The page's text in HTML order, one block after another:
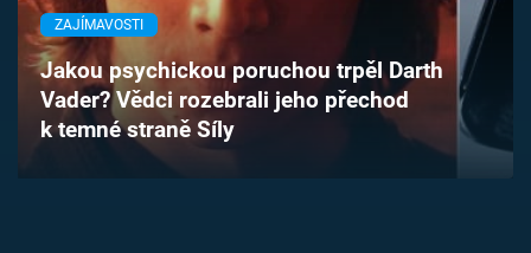
Časopis
Sledujte prima+
ZAJÍMAVOSTI
Jakou psychickou poruchou trpěl Darth
Vader? Vědci rozebrali jeho přechod
k temné straně Síly